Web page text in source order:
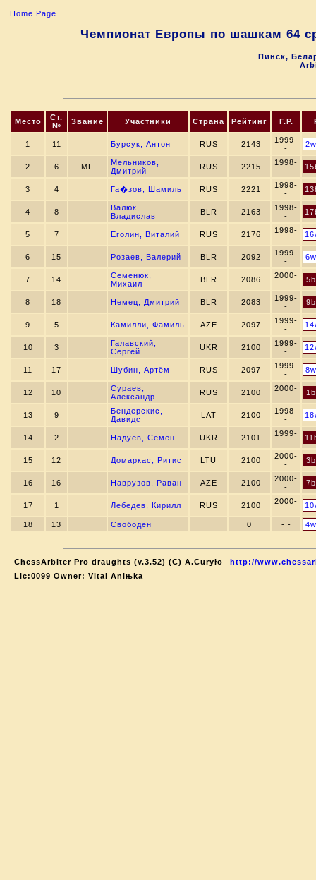
Home Page
Чемпионат Европы по шашкам 64
Пинск,
Место
Ст.
№
Звание Участники Страна Рейтинг Г.Р.
1 11 Бурсук, Антон RUS 2143
1999-
-
2w
2 6 MF
Мельников,
Дмитрий
RUS 2215
1998-
-
3 4 Га�зов, Шамиль RUS 2221
1998-
-
4 8
Валюк,
Владислав
BLR 2163
1998-
-
5 7 Еголин, Виталий RUS 2176
1998-
-
6 15 Розаев, Валерий BLR 2092
1999-
-
6w
7 14
Семенюк,
Михаил
BLR 2086
2000-
-
5b
8 18 Немец, Дмитрий BLR 2083
1999-
-
9b
9 5 Камилли, Фамиль AZE 2097
1999-
-
10 3
Галавский,
Сергей
UKR 2100
1999-
-
11 17 Шубин, Артём RUS 2097
1999-
-
8w
12 10
Сураев,
Александр
RUS 2100
2000-
-
1b
13 9
Бендерскис,
Давидс
LAT 2100
1998-
-
14 2 Надуев, Семён UKR 2101
1999-
-
15 12 Домаркас, Ритис LTU 2100
2000-
-
3b
16 16 Наврузов, Раван AZE 2100
2000-
-
7b
17 1 Лебедев, Кирилл RUS 2100
2000-
-
18 13 Свободен 0 - - 4w
ChessArbiter Pro draughts (v.3.52) (C) A.Curyło
http://
Lic:0099 Owner: Vital Aniњka